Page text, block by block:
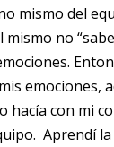
mismo del
no
emociones,
hacía con mi
Aprendí